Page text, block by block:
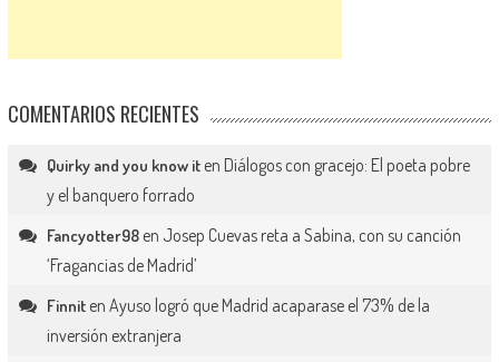
COMENTARIOS RECIENTES
Quirky and you know iten Diálogos con gracejo: El poeta pobre
y el banquero forrado
Fancyotter98en Josep Cuevas reta a Sabina, con su canción
‘Fragancias de Madrid’
Finniten Ayuso logró que Madrid acaparase el 73% de la
inversión extranjera